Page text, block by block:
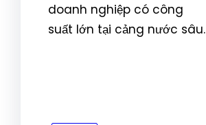
doanh nghiệp có công
suất lớn tại cảng nước sâu.